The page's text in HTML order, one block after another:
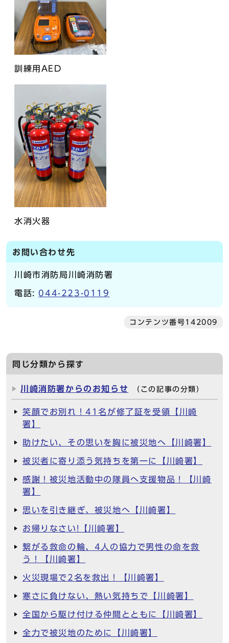
訓練用AED
水消火器
お問い合わせ先
川崎市消防局川崎消防署
電話: 044-223-0119
コンテンツ番号142009
同じ分類から探す
川崎消防署からのお知らせ （この記事の分類）
笑顔でお別れ！41名が修了証を受領【川崎
署】
助けたい、その思いを胸に被災地へ【川崎署】
被災者に寄り添う気持ちを第一に【川崎署】
感謝！被災地活動中の隊員へ支援物品！【川崎
署】
思いを引き継ぎ、被災地へ【川崎署】
お帰りなさい!【川崎署】
繋がる救命の輪、4人の協力で男性の命を救
う！【川崎署】
火災現場で2名を救出！【川崎署】
寒さに負けない、熱い気持ちで【川崎署】
全国から駆け付ける仲間とともに【川崎署】
全力で被災地のために【川崎署】